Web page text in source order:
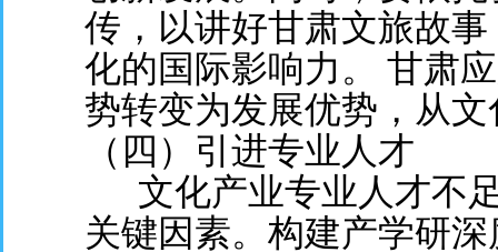
传，以讲好甘肃文旅故
化的国际影响力。 甘肃
势转变为发展优势，从
（四）引进专业人才
文化产业专业人才不
关键因素。构建产学研